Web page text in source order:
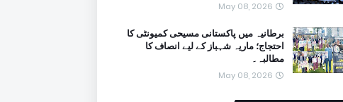
May 08, 2026
برطانیہ میں پاکستانی مسیحی کمیونٹی کا
احتجاج؛ ماریہ شہباز کے لیے انصاف کا
مطالبہ۔
May 08, 2026